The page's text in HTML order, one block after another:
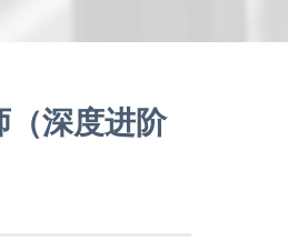
（深度进阶